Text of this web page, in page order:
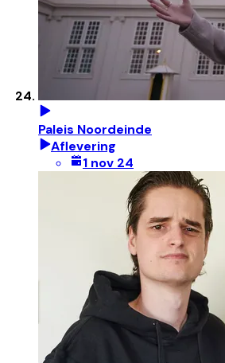
Paleis Noordeinde
Aflevering
1 nov 24